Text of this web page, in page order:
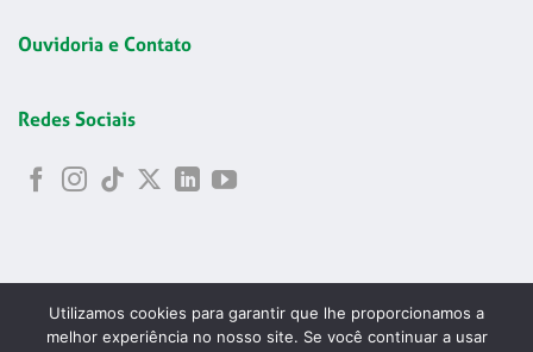
Ouvidoria e Contato
Redes Sociais
Utilizamos cookies para garantir que lhe proporcionamos a
melhor experiência no nosso site. Se você continuar a usar